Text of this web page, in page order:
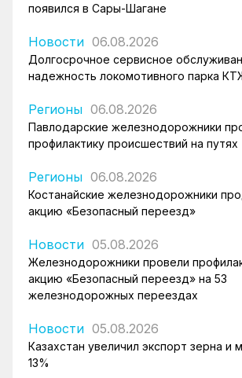
появился в Сары-Шагане
Новости 06.08.2026
Долгосрочное сервисное
надежность локомотивного парка
Регионы 06.08.2026
Павлодарские железнодорожники
профилактику происшествий на путях
Регионы 06.08.2026
Костанайские железнодорожники
акцию «Безопасный переезд»
Новости 05.08.2026
Железнодорожники провели
акцию «Безопасный переезд» на 53
железнодорожных переездах
Новости 05.08.2026
Казахстан увеличил экспорт зерна и
13%